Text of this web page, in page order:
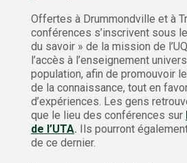
Offertes à Drummondville et à
conférences s’inscrivent sous
du savoir » de la mission de
l’accès à l’enseignement
population, afin de promouvoir
de la connaissance, tout en
d’expériences. Les gens
que le lieu des conférences sur
de l’UTA. Ils pourront
de ce dernier.